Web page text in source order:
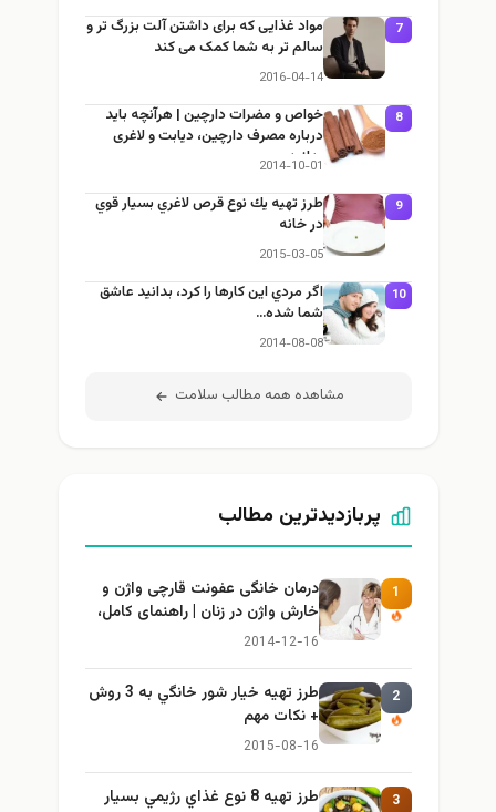
7
مواد غذایی که برای داشتن آلت بزرگ تر و
سالم تر به شما کمک می کند
2016-04-14
8
خواص و مضرات دارچین | هرآنچه باید
درباره مصرف دارچین، دیابت و لاغری
بدانید
2014-10-01
9
طرز تهيه يك نوع قرص لاغري بسيار قوي
در خانه
2015-03-05
10
اگر مردي اين كارها را كرد، بدانيد عاشق
شما شده…
2014-08-08
مشاهده همه مطالب سلامت
پربازدیدترین مطالب
1
درمان خانگی عفونت قارچی واژن و
خارش واژن در زنان | راهنمای کامل،
ایمن و کاربردی
2014-12-16
2
طرز تهيه خیار شور خانگي به 3 روش
+ نكات مهم
2015-08-16
3
طرز تهيه 8 نوع غذاي رژيمي بسيار